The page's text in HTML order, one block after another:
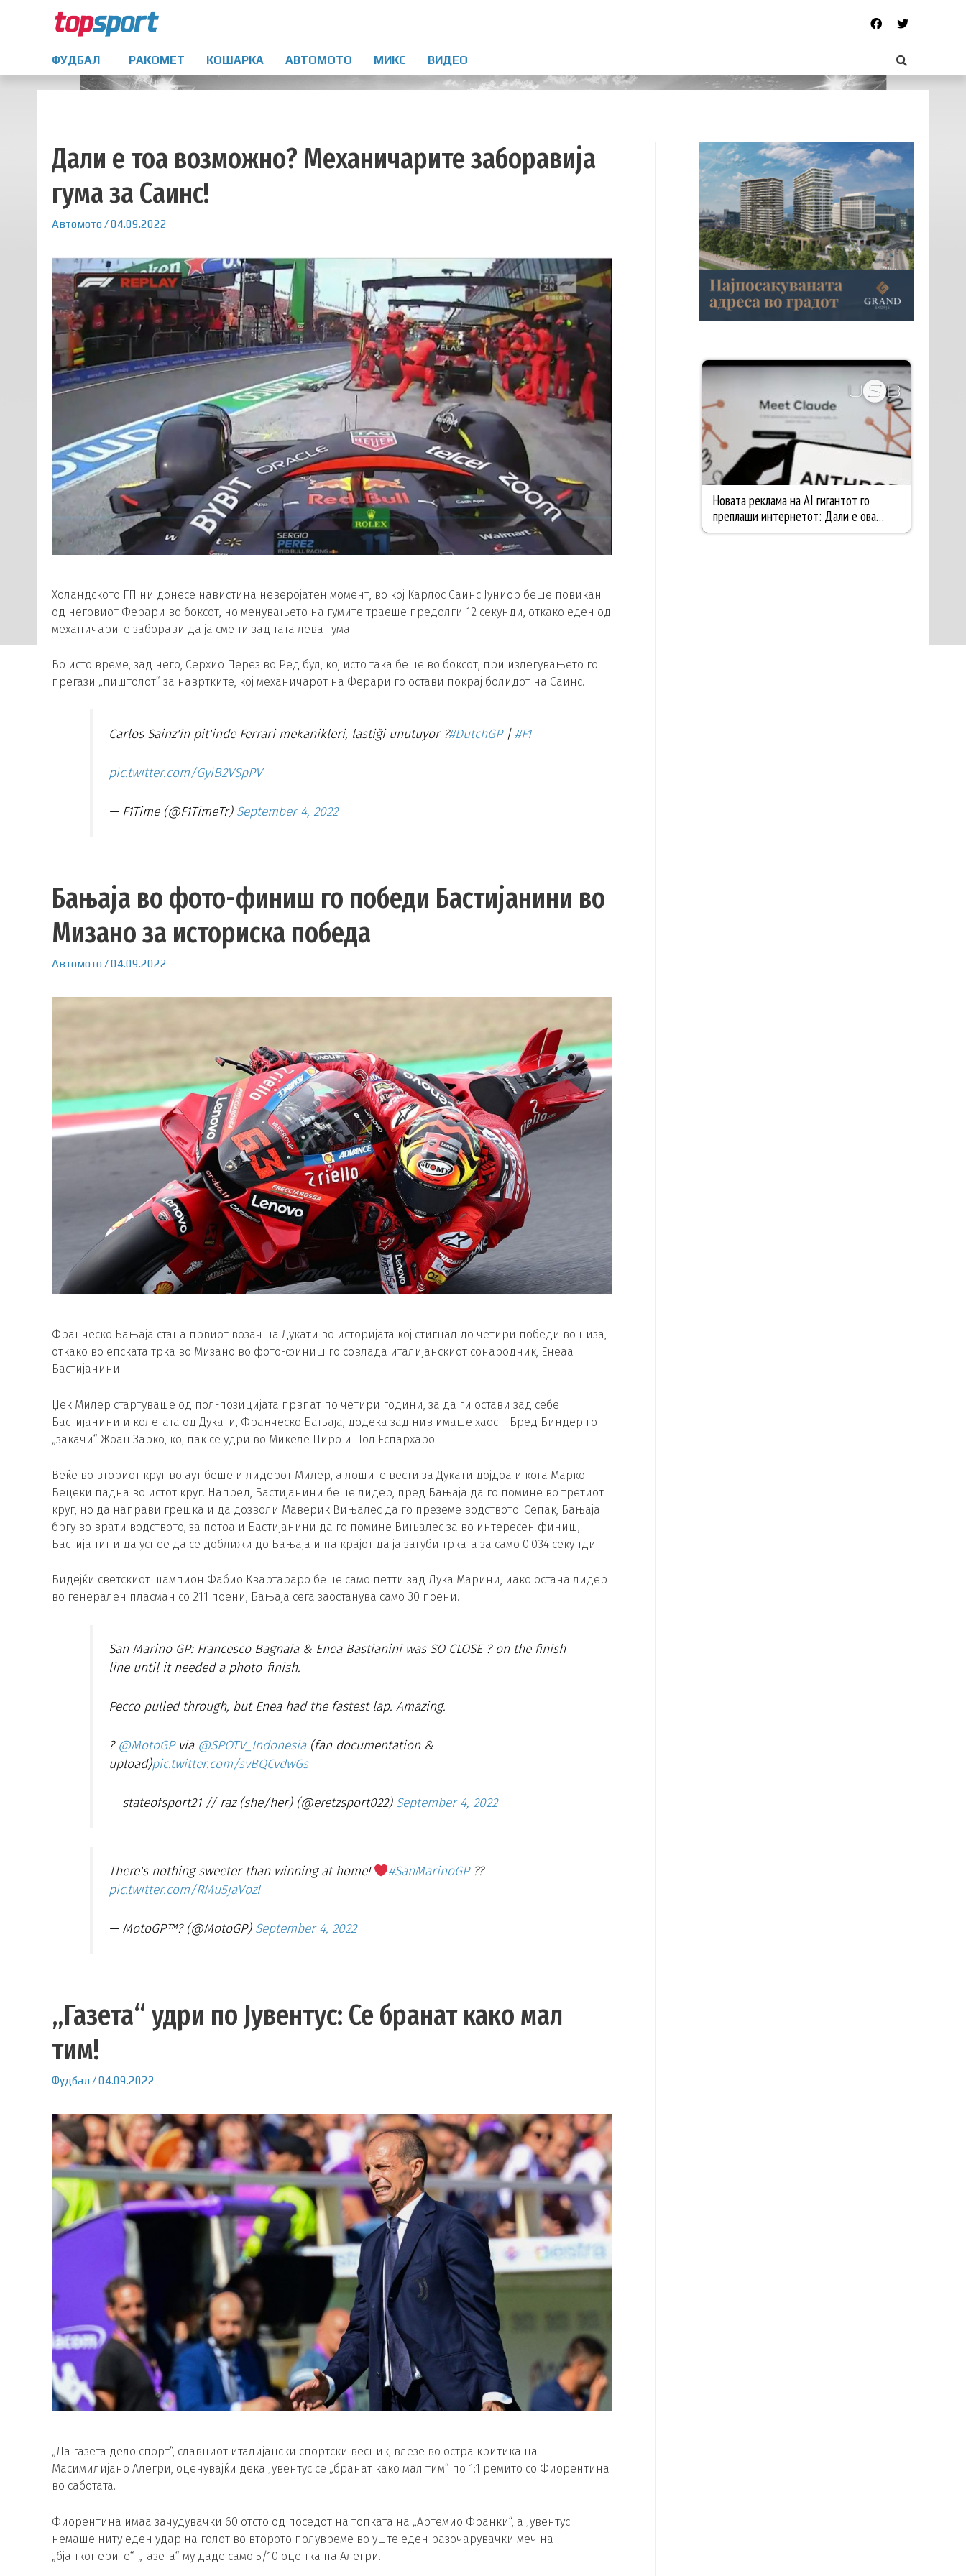
ФУДБАЛ РАКОМЕТ КОШАРКА АВТОМОТО МИКС ВИДЕО
Дали е тоа возможно? Механичарите заборавија
гума за Саинс!
Автомото /04.09.2022
Холандското ГП ни донесе навистина неверојатен момент, во кој Карлос Саинс Јуниор беше повикан
од неговиот Ферари во боксот, но менувањето на гумите траеше предолги 12 секунди, откако еден од
механичарите заборави да ја смени задната лева гума.
Во исто време, зад него, Серхио Перез во Ред бул, кој исто така беше во боксот, при излегувањето го
прегази „пиштолот“ за навртките, кој механичарот на Ферари го остави покрај болидот на Саинс.
Carlos Sainz'in pit'inde Ferrari mekanikleri, lastiği unutuyor ?#DutchGP| #F1
pic.twitter.com/GyiB2VSpPV
— F1Time (@F1TimeTr) September 4, 2022
Бањаја во фото-финиш го победи Бастијанини во
Мизано за историска победа
Автомото /04.09.2022
Франческо Бањаја стана првиот возач на Дукати во историјата кој стигнал до четири победи во низа,
откако во епската трка во Мизано во фото-финиш го совлада италијанскиот сонародник, Енеаа
Бастијанини.
Џек Милер стартуваше од пол-позицијата првпат по четири години, за да ги остави зад себе
Бастијанини и колегата од Дукати, Франческо Бањаја, додека зад нив имаше хаос – Бред Биндер го
„закачи“ Жоан Зарко, кој пак се удри во Микеле Пиро и Пол Еспархаро.
Веќе во вториот круг во аут беше и лидерот Милер, а лошите вести за Дукати дојдоа и кога Марко
Бецеки падна во истот круг. Напред, Бастијанини беше лидер, пред Бањаја да го помине во третиот
круг, но да направи грешка и да дозволи Маверик Вињалес да го преземе водството. Сепак, Бањаја
бргу во врати водството, за потоа и Бастијанини да го помине Вињалес за во интересен финиш,
Бастијанини да успее да се доближи до Бањаја и на крајот да ја загуби трката за само 0.034 секунди.
Бидејќи светскиот шампион Фабио Квартараро беше само петти зад Лука Марини, иако остана лидер
во генерален пласман со 211 поени, Бањаја сега заостанува само 30 поени.
San Marino GP: Francesco Bagnaia & Enea Bastianini was SO CLOSE ? on the finish
line until it needed a photo-finish.
Pecco pulled through, but Enea had the fastest lap. Amazing.
? @MotoGPvia @SPOTV_Indonesia(fan documentation &
upload)pic.twitter.com/svBQCvdwGs
— stateofsport21 // raz (she/her) (@eretzsport022) September 4, 2022
There's nothing sweeter than winning at home! #SanMarinoGP??
pic.twitter.com/RMu5jaVozI
— MotoGP™? (@MotoGP) September 4, 2022
„Газета“ удри по Јувентус: Се бранат како мал
тим!
Фудбал /04.09.2022
„Ла газета дело спорт“, славниот италијански спортски весник, влезе во остра критика на
Масимилијано Алегри, оценувајќи дека Јувентус се „бранат како мал тим“ по 1:1 ремито со Фиорентина
во саботата.
Фиорентина имаа зачудувачки 60 отсто од поседот на топката на „Артемио Франки“, а Јувентус
немаше ниту еден удар на голот во второто полувреме во уште еден разочарувачки меч на
„бјанконерите“. „Газета“ му даде само 5/10 оценка на Алегри.